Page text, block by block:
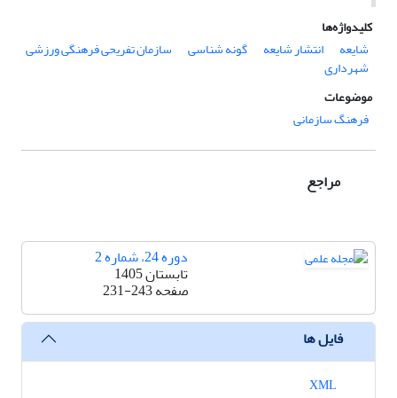
کلیدواژه‌ها
شایعه
انتشار شایعه گونه شناسی سازمان‌ تفریحی فرهنگی ورزشی
شهرداری
موضوعات
فرهنگ سازمانی
مراجع
دوره 24، شماره 2
تابستان 1405
صفحه231-243
فایل ها